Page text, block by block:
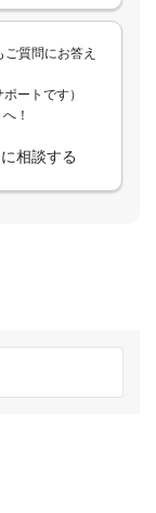
質問にお答え
ートです）
！
相談する